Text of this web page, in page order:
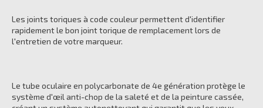
Les joints toriques à code couleur permettent d'identifier
rapidement le bon joint torique de remplacement lors de
l'entretien de votre marqueur.
Le tube oculaire en polycarbonate de 4e génération protège le
système d'œil anti-chop de la saleté et de la peinture cassée,